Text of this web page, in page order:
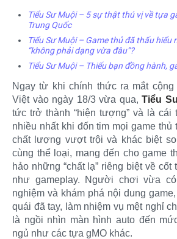
Tiểu Sư Muội – 5 sự thật thú vị về tựa
Trung Quốc
Tiểu Sư Muội – Game thủ đã thấu hiểu
“không phải dạng vừa đâu”?
Tiểu Sư Muội – Thiếu bạn đồng hành,
Ngay từ khi chính thức ra mắt cộng
Việt vào ngày 18/3 vừa qua,Tiểu
tức trở thành “hiện tượng” và là cái
nhiều nhất khi đốn tim mọi game
chất lượng vượt trội và khác biệt
cùng thể loại, mang đến cho game
hảo những “chất lạ” riêng biệt về cốt
như gameplay. Người chơi vừa
nghiệm và khám phá nội dung
quái đã tay, làm nhiệm vụ mệt nghỉ
là ngồi nhìn màn hình auto đến
ngủ như các tựa gMO khác.